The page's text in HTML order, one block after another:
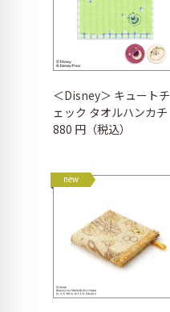
＜Disney＞ キュートチ
ェック タオルハンカチ
880 円（税込）
new